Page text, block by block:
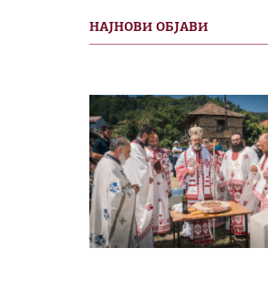
НАЈНОВИ ОБЈАВИ